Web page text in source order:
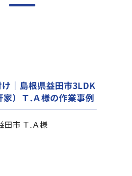
｜島根県益田市3LDK
）Ｔ.Ａ様の作業事例
田市 Ｔ.Ａ様